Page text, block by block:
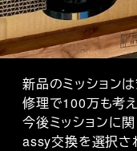
新品のミッション
修理で100万も考
今後ミッションに
assy交換を選択さ